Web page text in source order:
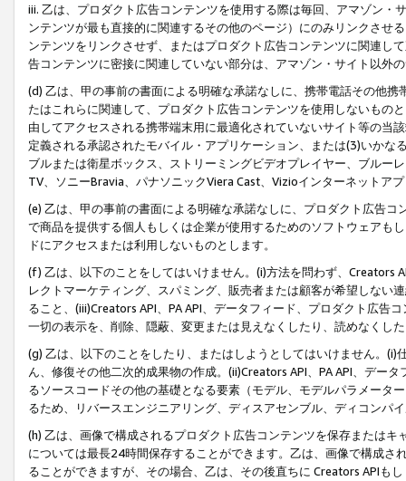
iii. 乙は、プロダクト広告コンテンツを使用する際は毎回、アマゾン
ンテンツが最も直接的に関連するその他のページ）にのみリンクさせ
ンテンツをリンクさせず、またはプロダクト広告コンテンツに関連し
告コンテンツに密接に関連していない部分は、アマゾン・サイト以外
(d) 乙は、甲の事前の書面による明確な承諾なしに、携帯電話その他
たはこれらに関連して、プロダクト広告コンテンツを使用しないもの
由してアクセスされる携帯端末用に最適化されていないサイト等の当
定義される承認されたモバイル・アプリケーション、または(3)いか
ブルまたは衛星ボックス、ストリーミングビデオプレイヤー、ブルー
TV、ソニーBravia、パナソニックViera Cast、Vizioインターネットア
(e) 乙は、甲の事前の書面による明確な承諾なしに、プロダクト広告
で商品を提供する個人もしくは企業が使用するためのソフトウェアも
ドにアクセスまたは利用しないものとします。
(f) 乙は、以下のことをしてはいけません。(i)方法を問わず、Creators
レクトマーケティング、スパミング、販売者または顧客が希望しない
ること、(iii)Creators API、PA API、データフィード、プロダクト広告
一切の表示を、削除、隠蔽、変更または見えなくしたり、読めなくし
(g) 乙は、以下のことをしたり、またはしようとしてはいけません。
ん、修復その他二次的成果物の作成。(ii)Creators API、PA API、デー
るソースコードその他の基礎となる要素（モデル、モデルパラメータ
るため、リバースエンジニアリング、ディスアセンブル、ディコンパ
(h) 乙は、画像で構成されるプロダクト広告コンテンツを保存または
については最長24時間保存することができます。乙は、画像で構成
ることができますが、その場合、乙は、その後直ちに Creators APIも